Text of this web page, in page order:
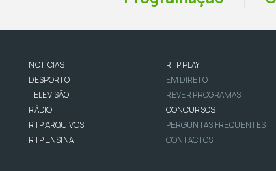
NOTÍCIAS
DESPORTO
TELEVISÃO
RÁDIO
RTP ARQUIVOS
RTP ENSINA
RTP PLAY
EM DIRETO
REVER PROGRAMAS
CONCURSOS
PERGUNTAS FREQUENTES
CONTACTOS